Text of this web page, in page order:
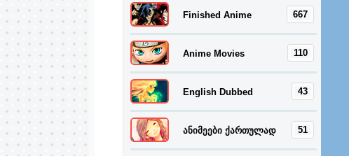
667
Finished Anime
110
Anime Movies
43
English Dubbed
51
ანიმეები ქართულად